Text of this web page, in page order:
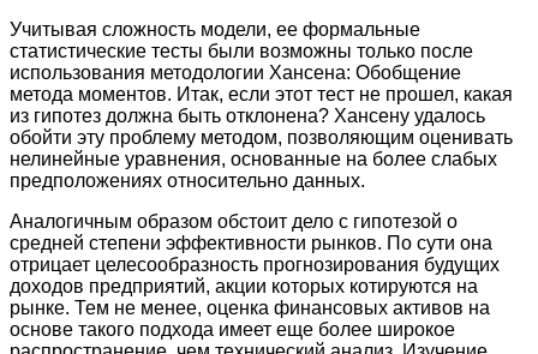
Учитывая сложность модели, ее формальные
статистические тесты были возможны только после
использования методологии Хансена: Обобщение
метода моментов. Итак, если этот тест не прошел, какая
из гипотез должна быть отклонена? Хансену удалось
обойти эту проблему методом, позволяющим оценивать
нелинейные уравнения, основанные на более слабых
предположениях относительно данных.
Аналогичным образом обстоит дело с гипотезой о
средней степени эффективности рынков. По сути она
отрицает целесообразность прогнозирования будущих
доходов предприятий, акции которых котируются на
рынке. Тем не менее, оценка финансовых активов на
основе такого подхода имеет еще более широкое